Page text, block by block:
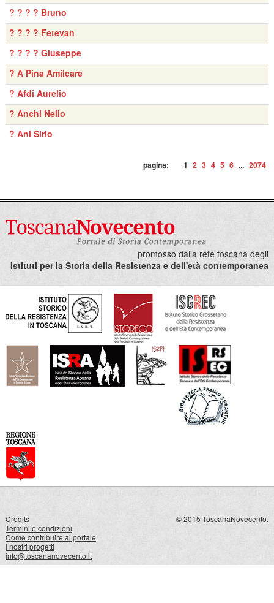
? ? ? ? Bruno
? ? ? ? Fetevan
? ? ? ? Giuseppe
? A Pina Amilcare
? Afdi Aurelio
? Anchi Nello
? Ani Sirio
pagina: 1 2 3 4 5 6 ... 2074
promosso dalla rete toscana degli
Istituti per la Storia della Resistenza e dell'età contemporanea
Credits
Termini e condizioni
Come contribuire al portale
I nostri progetti
info@toscananovecento.it
© 2015 ToscanaNovecento.